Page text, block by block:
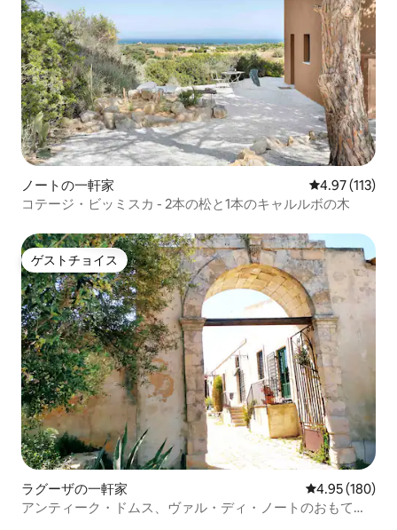
ノートの一軒家 レビュー113
4.97 (113)
コテージ・ビッミスカ - 2本の松と1本のキャルルボの木
ゲストチョイス
ゲストチョイス
ラグーザの一軒家 レビュー180
4.95 (180)
アンティーク・ドムス、ヴァル・ディ・ノートのおもてな